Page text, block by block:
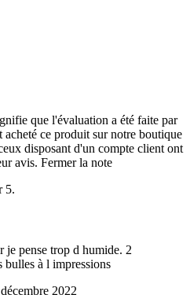
que l'évaluation a été faite par
acheté ce produit sur notre boutique
disposant d'un compte client ont
avis. Fermer la note
5.
je pense trop d humide. 2
bulles à l impressions
2022